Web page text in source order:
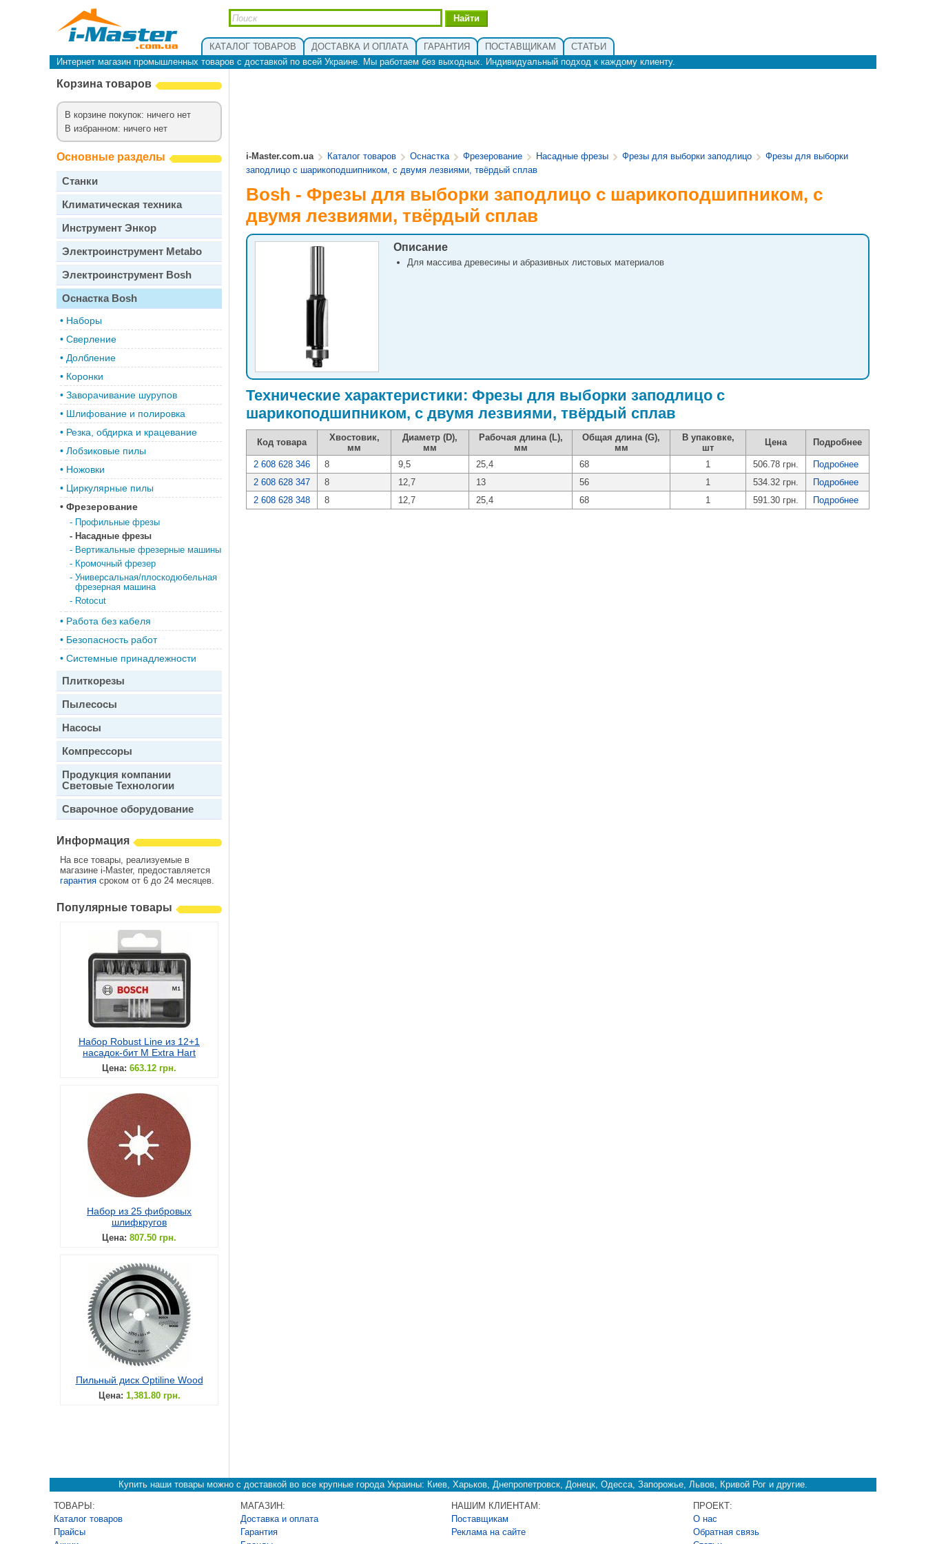
КАТАЛОГ ТОВАРОВ ДОСТАВКА И ОПЛАТА ГАРАНТИЯ ПОСТАВЩИКАМ
СТАТЬИ
Интернет магазин промышленных товаров с доставкой по всей Украине. Мы работаем без выходных. Индивидуальный подход к каждому клиенту.
Корзина товаров
В корзине покупок: ничего нет
В избранном: ничего нет
Основные разделы
Станки
Климатическая техника
Инструмент Энкор
Электроинструмент Metabo
Электроинструмент Bosh
Оснастка Bosh
• Наборы
• Сверление
• Долбление
• Коронки
• Заворачивание шурупов
• Шлифование и полировка
• Резка, обдирка и крацевание
• Лобзиковые пилы
• Ножовки
• Циркулярные пилы
• Фрезерование
- Профильные фрезы
- Насадные фрезы
- Вертикальные фрезерные машины
- Кромочный фрезер
- Универсальная/плоскодюбельная
фрезерная машина
- Rotocut
• Работа без кабеля
• Безопасность работ
• Системные принадлежности
Плиткорезы
Пылесосы
Насосы
Компрессоры
Продукция компании
Световые Технологии
Сварочное оборудование
Информация
На все товары, реализуемые в
магазине i-Master, предоставляется
гарантия сроком от 6 до 24 месяцев.
Популярные товары
Набор Robust Line из 12+1
насадок-бит M Extra Hart
Цена: 663.12 грн.
Набор из 25 фибровых
шлифкругов
Цена: 807.50 грн.
Пильный диск Optiline Wood
Цена: 1,381.80 грн.
i-Master.com.ua Каталог товаров Оснастка Фрезерование Насадные фрезы Фрезы для выборки заподлицо
Фрезы для выборки
заподлицо с шарикоподшипником, с двумя лезвиями, твёрдый сплав
Bosh - Фрезы для выборки заподлицо с шарикоподшипником, с
двумя лезвиями, твёрдый сплав
Описание
Для массива древесины и абразивных листовых материалов
Технические характеристики: Фрезы для выборки заподлицо с
шарикоподшипником, с двумя лезвиями, твёрдый сплав
Код товара
Хвостовик,
мм
Диаметр (D),
мм
Рабочая длина (L),
мм
Общая длина (G),
мм
В упаковке,
шт
Цена Подробнее
2 608 628 346 8 9,5 25,4 68 1 506.78 грн.
Подробнее
2 608 628 347
8 12,7 13 56 1 534.32 грн.
Подробнее
2 608 628 348
8 12,7 25,4 68 1 591.30 грн. Подробнее
Купить наши товары можно с доставкой во все крупные города Украины: Киев, Харьков, Днепропетровск, Донецк, Одесса, Запорожье, Львов, Кривой Рог и другие.
ТОВАРЫ:
Каталог товаров
Прайсы
МАГАЗИН:
Доставка и оплата
Гарантия
НАШИМ КЛИЕНТАМ:
Поставщикам
Реклама на сайте
ПРОЕКТ:
О нас
Обратная связь